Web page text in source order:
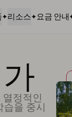
리소스 요금 안내
정적인
을 중시